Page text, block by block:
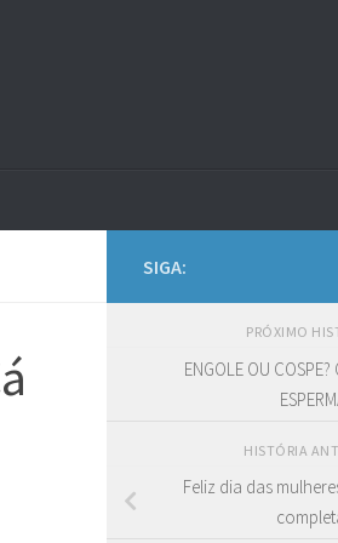
SIGA:
PRÓXIMO
ENGOLE OU COSPE?
HISTÓRIA
Feliz dia das